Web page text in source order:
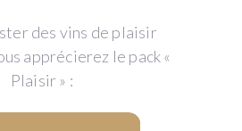
des vins de plaisir
apprécierez le pack «
Plaisir » :